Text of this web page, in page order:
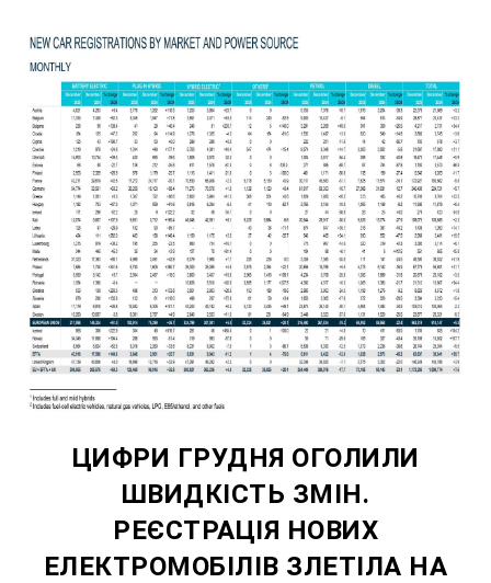
ЦИФРИ ГРУДНЯ ОГОЛИЛИ
ШВИДКІСТЬ ЗМІН.
РЕЄСТРАЦІЯ НОВИХ
ЕЛЕКТРОМОБІЛІВ ЗЛЕТІЛА НА